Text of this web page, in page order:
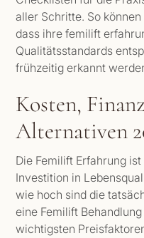
aller Schritte. So
dass ihre femilift
Qualitätsstandards
frühzeitig erkannt
Kosten,
Alternativen
Die Femilift Erfahrung
Investition in
wie hoch sind die
eine Femilift
wichtigsten